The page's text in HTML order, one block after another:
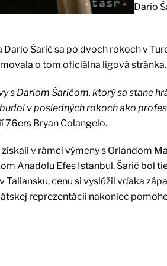
Dario
Šarič sa po dvoch rokoch v
o tom oficiálna ligová stránka.
s Dariom Šaričom, ktorý sa stane
v posledných rokoch ako
Bryan Colangelo.
v rámci výmeny s Orlandom
Anadolu Efes Istanbul. Šarič bol
cenu si vyslúžil vďaka
reprezentácii nakoniec